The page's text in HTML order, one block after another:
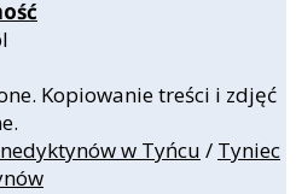
Kopiowanie treści i zdjęć
w Tyńcu / Tyniec